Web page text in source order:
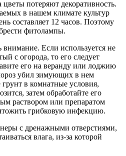
потеряют декоративность.
в нашем климате культур
составляет 12 часов. Поэтому
фитолампы.
Если используется не
с огорода, то его следует
его на веранду или лоджию
убил зимующих в нем
в комнатные условия,
затем обработайте его
раствором или препаратом
грибковую инфекцию.
с дренажными отверстиями,
влага, из-за которой